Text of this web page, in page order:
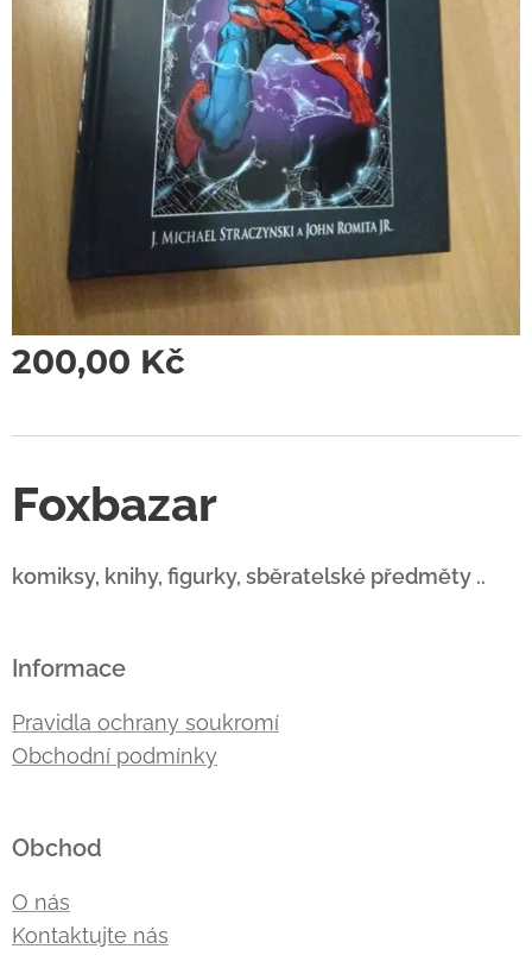
200,00 Kč
Foxbazar
komiksy, knihy, figurky, sběratelské předměty ..
Informace
Pravidla ochrany soukromí
Obchodní podmínky
Obchod
O nás
Kontaktujte nás